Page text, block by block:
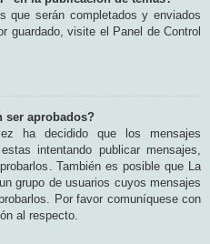
que serán completados y enviados
guardado, visite el Panel de Control
ser aprobados?
ha decidido que los mensajes
intentando publicar mensajes,
También es posible que La
grupo de usuarios cuyos mensajes
Por favor comuníquese con
al respecto.